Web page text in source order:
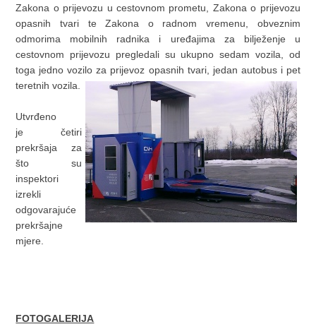
Zakona o prijevozu u cestovnom prometu, Zakona o prijevozu
opasnih tvari te Zakona o radnom vremenu, obveznim
odmorima mobilnih radnika i uređajima za bilježenje u
cestovnom prijevozu pregledali su ukupno sedam vozila, od
toga jedno vozilo za prijevoz opasnih tvari, jedan autobus i pet
teretnih vozila.
Utvrđeno
je četiri
prekršaja za
što su
inspektori
izrekli
odgovarajuće
prekršajne
mjere.
FOTOGALERIJA